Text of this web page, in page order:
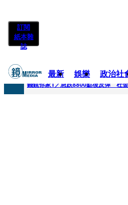
訂閱
紙本雜
誌
最新 娛樂 政治社
快訊